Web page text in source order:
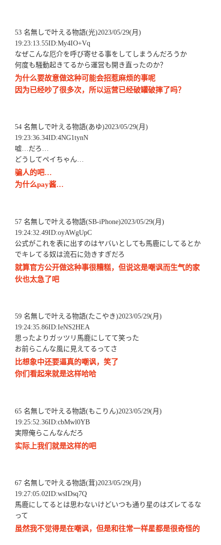
53 名無しで叶える物語(光)2023/05/29(月)
19:23:13.55ID:My4IO+Vq
なぜこんな厄介を呼び寄せる事をしてしまうんだろうか
何度も騒動起きてるから運営も開き直ったのか？
为什么要故意做这种可能会招惹麻烦的事呢
因为已经吵了很多次，所以运营已经破罐破摔了吗？
54 名無しで叶える物語(あゆ)2023/05/29(月)
19:23:36.34ID:4NG1tynN
嘘…だろ…
どうしてペイちゃん…
骗人的吧…
为什么pay酱…
57 名無しで叶える物語(SB-iPhone)2023/05/29(月)
19:24:32.49ID:oyAWgUpC
公式がこれを表に出すのはヤバいとしても馬鹿にしてるとか
でキレてる奴は流石に効きすぎだろ
就算官方公开做这种事很糟糕，但说这是嘲讽而生气的家
伙也太急了吧
59 名無しで叶える物語(たこやき)2023/05/29(月)
19:24:35.86ID:IeNS2HEA
思ったよりガッツリ馬鹿にしてて笑った
お前らこんな風に見えてるってさ
比想象中还要逼真的嘲讽，笑了
你们看起来就是这样哈哈
65 名無しで叶える物語(もこりん)2023/05/29(月)
19:25:52.36ID:cbMwl0YB
実際俺らこんなんだろ
实际上我们就是这样的吧
67 名無しで叶える物語(茸)2023/05/29(月)
19:27:05.02ID:wsIDsq7Q
馬鹿にしてるとは思わないけどいつも通り星のはズレてるな
って
虽然我不觉得是在嘲讽，但是和往常一样星都是很奇怪的